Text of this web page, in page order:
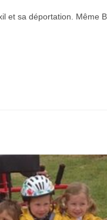
et sa déportation. Même